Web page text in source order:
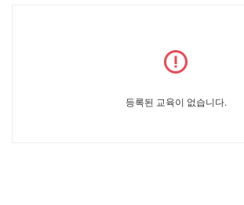
등록된 교육이 없습니다.